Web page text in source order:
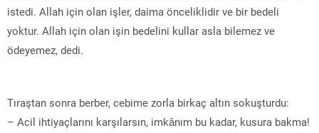
istedi. Allah için olan işler, daima önceliklidir ve bir bedeli
yoktur. Allah için olan işin bedelini kullar asla bilemez ve
ödeyemez, dedi.
Tıraştan sonra berber, cebime zorla birkaç altın sokuşturdu:
– Acil ihtiyaçlarını karşılarsın, imkânım bu kadar, kusura bakma!